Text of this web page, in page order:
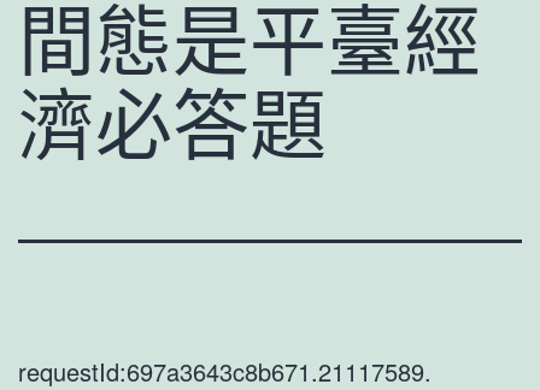
間態是平臺經
濟必答題
requestId:697a3643c8b671.21117589.